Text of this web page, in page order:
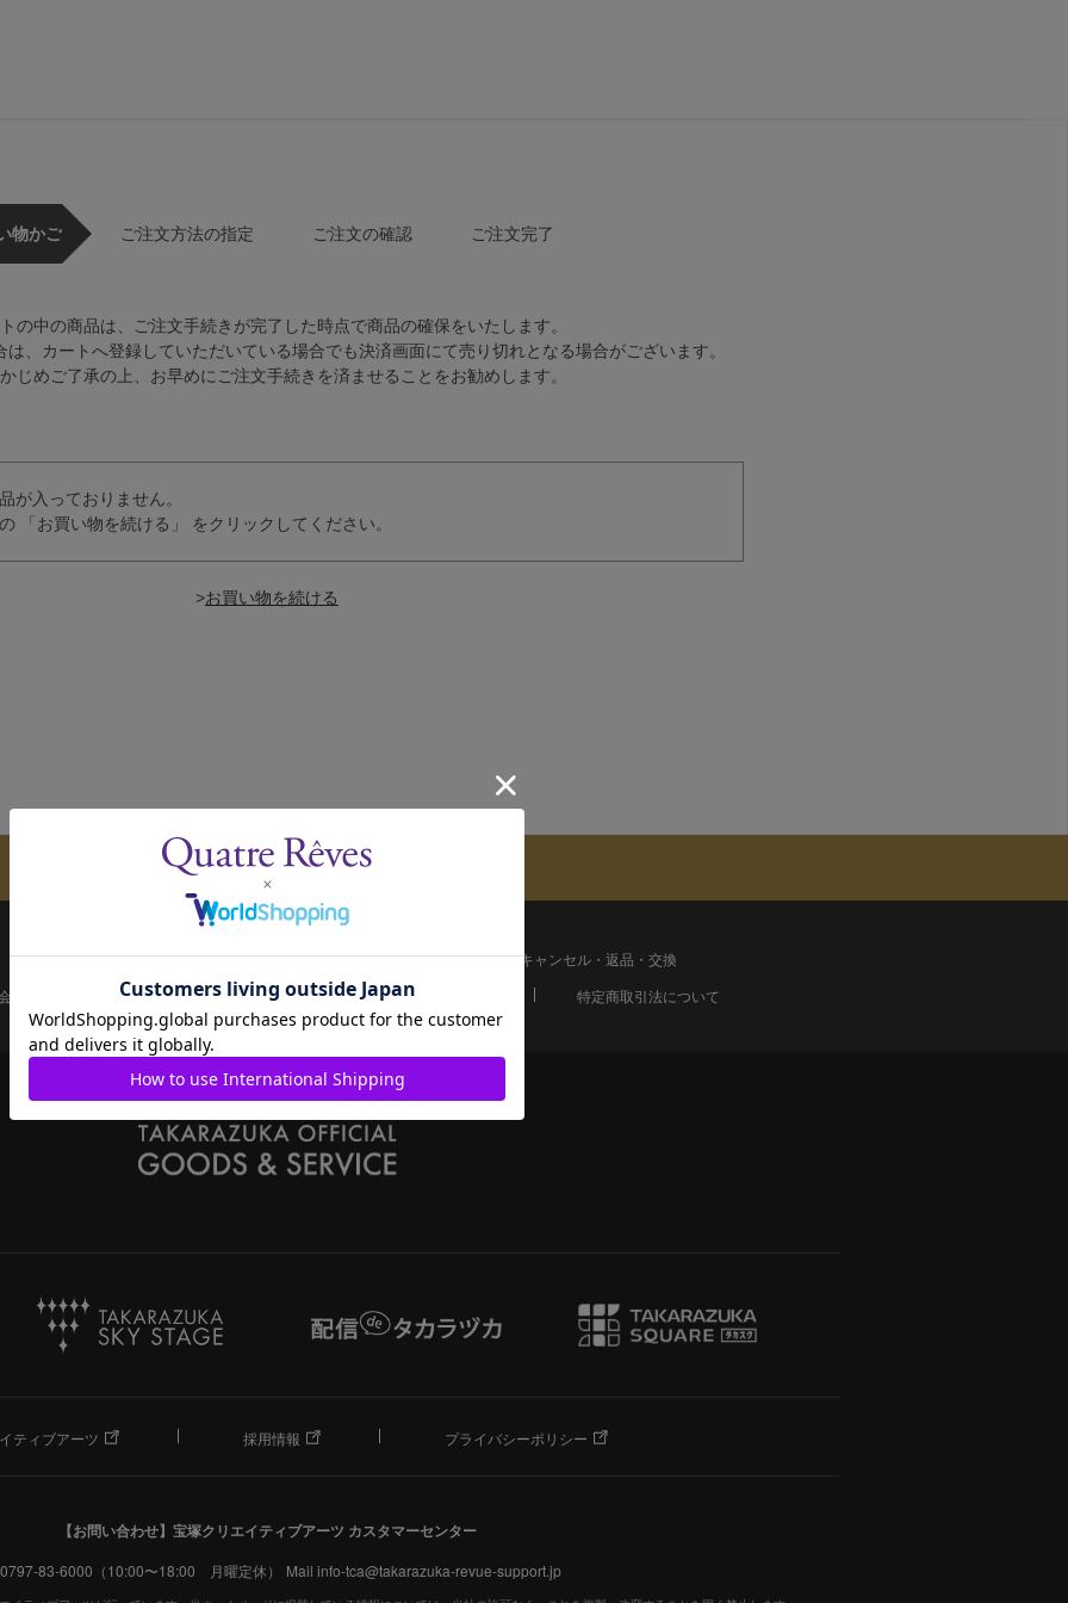
物かご ご注文方法の指定 ご注文の確認 ご注文完了
の中の商品は、ご注文手続きが完了した時点で商品の確保をいたします。
、カートへ登録していただいている場合でも決済画面にて売り切れとなる場合がございます。
じめご了承の上、お早めにご注文手続きを済ませることをお勧めします。
が入っておりません。
「お買い物を続ける」 をクリックしてください。
>
メールマガジンのご案内
配送について お支払い方法 決済について
キャンセル・返品・交換
員ページ 宝塚歌劇共通ID新規会員登録 特定商取引法について
ティブアーツ 採用情報 プライバシーポリシー
【お問い合わせ】 宝塚クリエイティブアーツ カスタマーセンター
83-6000（10:00〜18:00 月曜定休） Mail info-tca@takarazuka-revue-support.jp